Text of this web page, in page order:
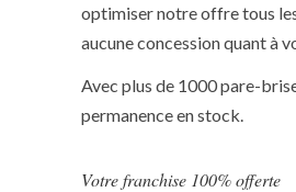
optimiser notre offre tous
aucune concession quant à
Avec plus de 1000 pare-
permanence en stock.
Votre franchise 100% offerte